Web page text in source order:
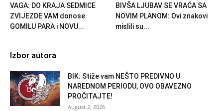
VAGA: DO KRAJA SEDMICE
ZVIJEZDE VAM donose
GOMILU PARA i NOVU...
BIVŠA LJUBAV SE VRAĆA SA
NOVIM PLANOM: Ovi znakovi
mislili su...
Izbor autora
BIK: Stiže vam NEŠTO PREDIVNO U
NAREDNOM PERIODU, OVO OBAVEZNO
PROČITAJTE!
August 2, 2026